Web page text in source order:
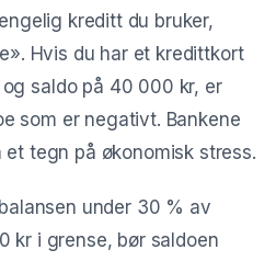
kreditt du bruker,
Hvis du har et kredittkort
saldo på 40 000 kr, er
som er negativt. Bankene
tegn på økonomisk stress.
under 30 % av
kr i grense, bør saldoen